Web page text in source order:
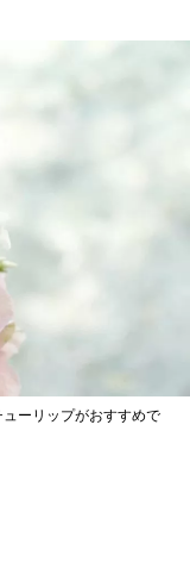
ーリップがおすすめで